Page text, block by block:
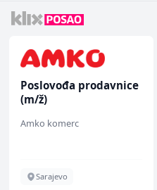
Poslovođa prodavnice
(m/ž)
Amko komerc
Sarajevo